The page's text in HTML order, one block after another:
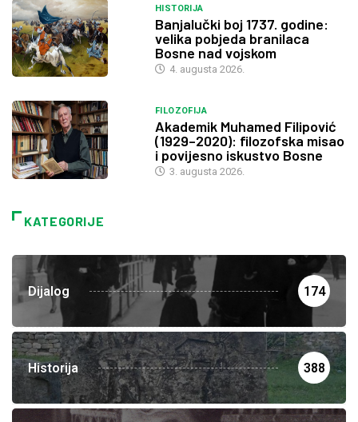
HISTORIJA
Banjalučki boj 1737. godine:
velika pobjeda branilaca
Bosne nad vojskom
4. augusta 2026.
FILOZOFIJA
Akademik Muhamed Filipović
(1929–2020): filozofska misao
i povijesno iskustvo Bosne
3. augusta 2026.
KATEGORIJE
Dijalog 174
Historija 388